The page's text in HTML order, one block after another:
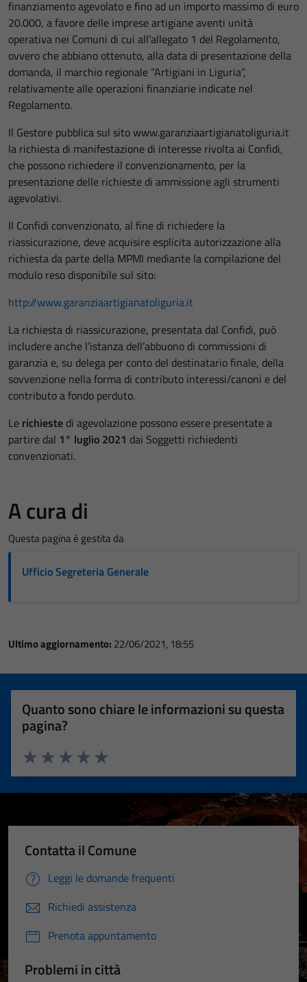
finanziamento agevolato e fino ad un importo massimo di euro
20.000, a favore delle imprese artigiane aventi unità
operativa nei Comuni di cui all’allegato 1 del Regolamento,
ovvero che abbiano ottenuto, alla data di presentazione della
domanda, il marchio regionale “Artigiani in Liguria”,
relativamente alle operazioni finanziarie indicate nel
Regolamento.
Il Gestore pubblica sul sito www.garanziaartigianatoliguria.it
la richiesta di manifestazione di interesse rivolta ai Confidi,
che possono richiedere il convenzionamento, per la
presentazione delle richieste di ammissione agli strumenti
agevolativi.
Il Confidi convenzionato, al fine di richiedere la
riassicurazione, deve acquisire esplicita autorizzazione alla
richiesta da parte della MPMI mediante la compilazione del
modulo reso disponibile sul sito:
http://www.garanziaartigianatoliguria.it
La richiesta di riassicurazione, presentata dal Confidi, può
includere anche l’istanza dell’abbuono di commissioni di
garanzia e, su delega per conto del destinatario finale, della
sovvenzione nella forma di contributo interessi/canoni e del
contributo a fondo perduto.
Le richieste di agevolazione possono essere presentate a
partire dal 1° luglio 2021 dai Soggetti richiedenti
convenzionati.
A cura di
Questa pagina è gestita da
Ufficio Segreteria Generale
Ultimo aggiornamento: 22/06/2021, 18:55
Quanto sono chiare le informazioni su questa
pagina?
Valuta 5 stelle su 5
Valuta 4 stelle su 5
Valuta 3 stelle su 5
Valuta 2 stelle su 5
Valuta 1 stelle su 5
Contatta il Comune
Leggi le domande frequenti
Richiedi assistenza
Prenota appuntamento
Problemi in città